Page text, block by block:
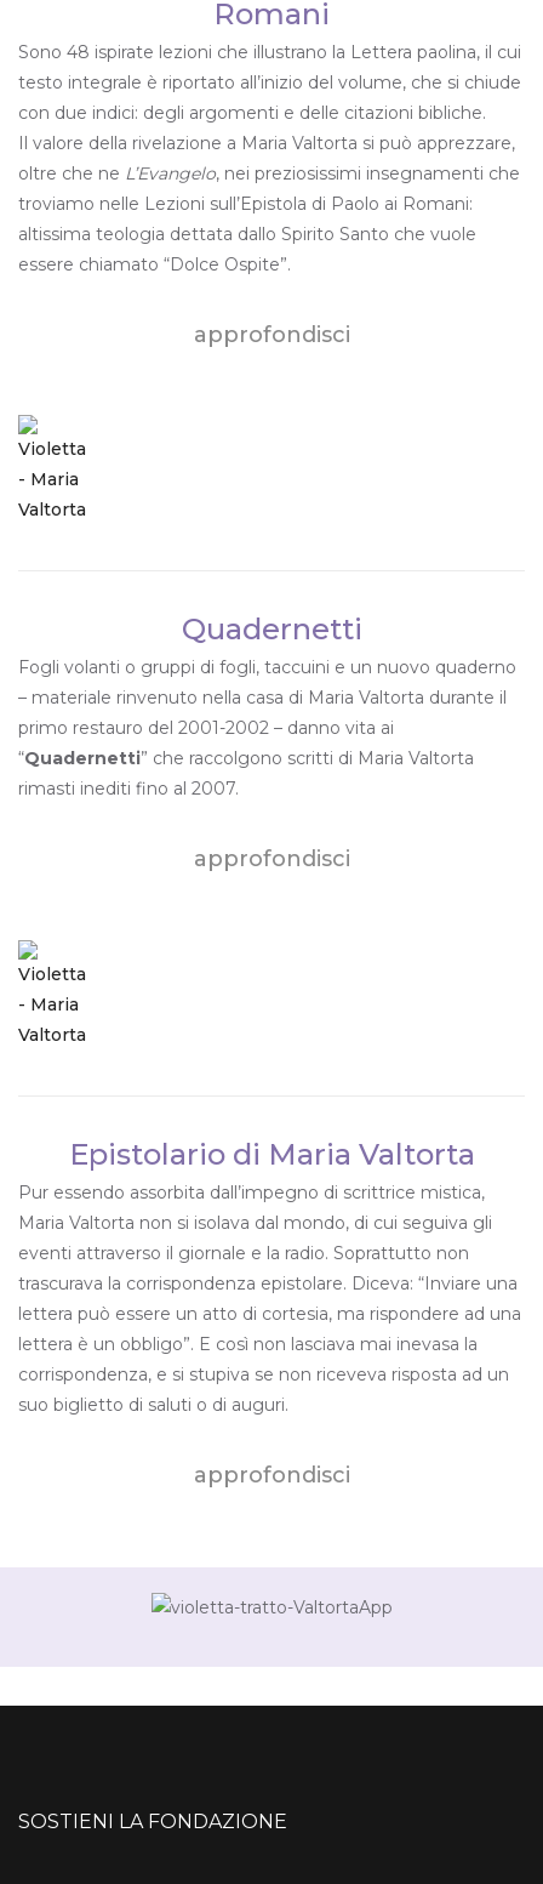
Romani
Sono 48 ispirate lezioni che illustrano la Lettera paolina, il cui
testo integrale è riportato all’inizio del volume, che si chiude
con due indici: degli argomenti e delle citazioni bibliche.
Il valore della rivelazione a Maria Valtorta si può apprezzare,
oltre che ne L’Evangelo, nei preziosissimi insegnamenti che
troviamo nelle Lezioni sull’Epistola di Paolo ai Romani:
altissima teologia dettata dallo Spirito Santo che vuole
essere chiamato “Dolce Ospite”.
approfondisci
Quadernetti
Fogli volanti o gruppi di fogli, taccuini e un nuovo quaderno
– materiale rinvenuto nella casa di Maria Valtorta durante il
primo restauro del 2001-2002 – danno vita ai
“Quadernetti” che raccolgono scritti di Maria Valtorta
rimasti inediti fino al 2007.
approfondisci
Epistolario di Maria Valtorta
Pur essendo assorbita dall’impegno di scrittrice mistica,
Maria Valtorta non si isolava dal mondo, di cui seguiva gli
eventi attraverso il giornale e la radio. Soprattutto non
trascurava la corrispondenza epistolare. Diceva: “Inviare una
lettera può essere un atto di cortesia, ma rispondere ad una
lettera è un obbligo”. E così non lasciava mai inevasa la
corrispondenza, e si stupiva se non riceveva risposta ad un
suo biglietto di saluti o di auguri.
approfondisci
SOSTIENI LA FONDAZIONE